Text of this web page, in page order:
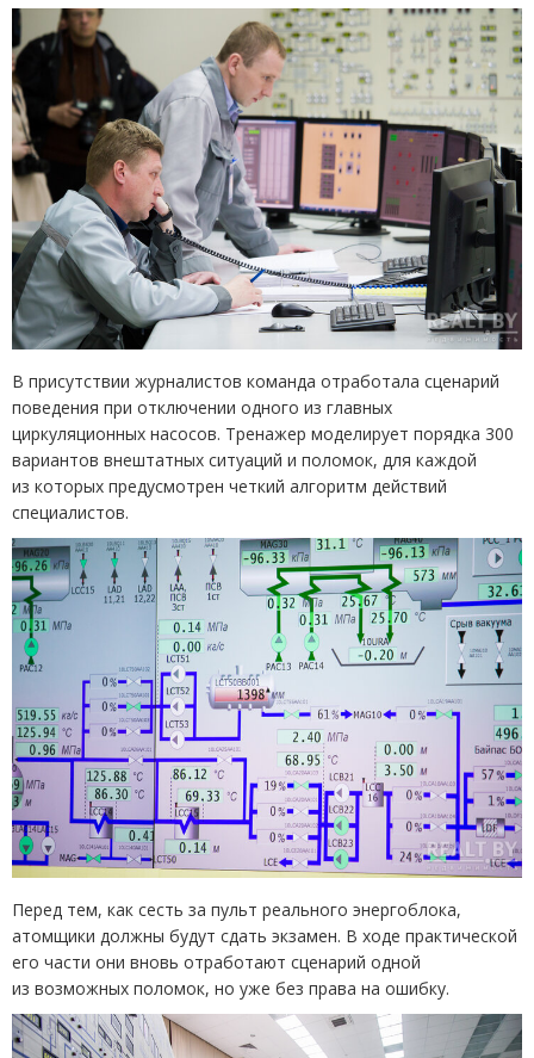
В присутствии журналистов команда отработала сценарий
поведения при отключении одного из главных
циркуляционных насосов. Тренажер моделирует порядка 300
вариантов внештатных ситуаций и поломок, для каждой
из которых предусмотрен четкий алгоритм действий
специалистов.
Перед тем, как сесть за пульт реального энергоблока,
атомщики должны будут сдать экзамен. В ходе практической
его части они вновь отработают сценарий одной
из возможных поломок, но уже без права на ошибку.